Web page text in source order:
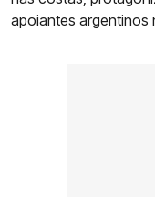
apoiantes argentinos